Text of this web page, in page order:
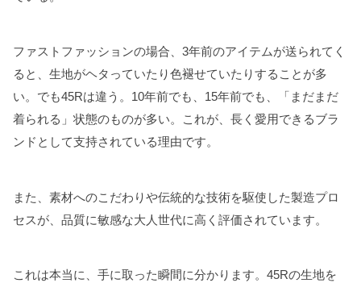
ファストファッションの場合、3年前のアイテムが送られてく
ると、生地がヘタっていたり色褪せていたりすることが多
い。でも45Rは違う。10年前でも、15年前でも、「まだまだ
着られる」状態のものが多い。これが、長く愛用できるブラ
ンドとして支持されている理由です。
また、素材へのこだわりや伝統的な技術を駆使した製造プロ
セスが、品質に敏感な大人世代に高く評価されています。
これは本当に、手に取った瞬間に分かります。45Rの生地を